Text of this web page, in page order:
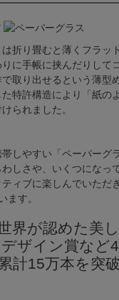
は折り畳むと薄くフラッ
に手帳に挟んだりして
取り出せるという薄型
特許構造により「紙の
られました。
しやすい「ペーパーグ
しさや、いくつになっ
ィブに楽しんでいただ
ます。
界が認めた美
ザイン賞など4
計15万本を突